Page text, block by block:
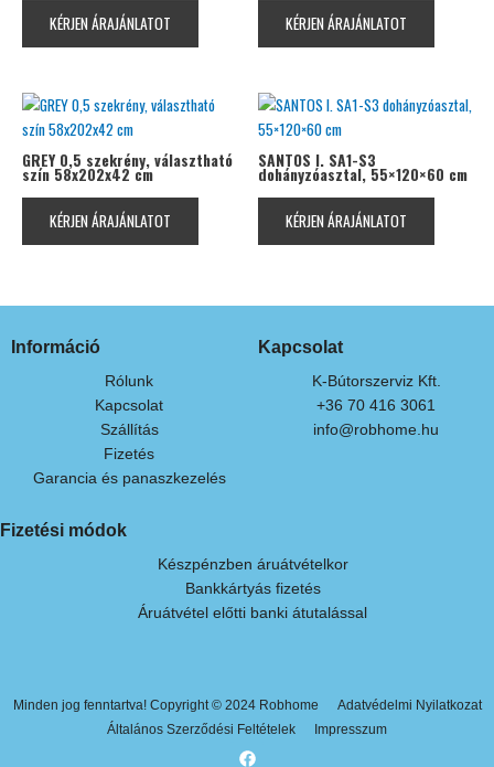
KÉRJEN ÁRAJÁNLATOT KÉRJEN ÁRAJÁNLATOT
GREY 0,5 szekrény, választható
szín 58x202x42 cm
KÉRJEN ÁRAJÁNLATOT
SANTOS I. SA1-S3
dohányzóasztal, 55×120×60 cm
KÉRJEN ÁRAJÁNLATOT
Információ
Rólunk
Kapcsolat
Szállítás
Fizetés
Garancia és panaszkezelés
Kapcsolat
K-Bútorszerviz Kft.
+36 70 416 3061
info@robhome.hu
Fizetési módok
Készpénzben áruátvételkor
Bankkártyás fizetés
Áruátvétel előtti banki átutalással
Minden jog fenntartva! Copyright © 2024 Robhome
Adatvédelmi Nyilatkozat
Általános Szerződési Feltételek
Impresszum
F